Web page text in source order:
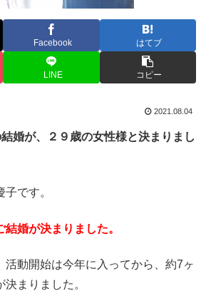
Facebook はてブ
LINE コピー
2021.08.04
婚が、２９歳の女性様と決まりまし
です。
結婚が決まりました。
活動開始は今年に入ってから、約7ヶ
まりました。